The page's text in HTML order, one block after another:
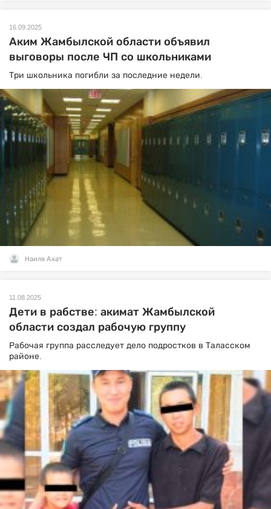
16.09.2025
Аким Жамбылской области объявил
выговоры после ЧП со школьниками
Три школьника погибли за последние недели.
Наиля Ахат
11.08.2025
Дети в рабстве: акимат Жамбылской
области создал рабочую группу
Рабочая группа расследует дело подростков в Таласском
районе.